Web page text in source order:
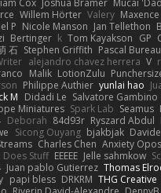
Cox Joshua Bramer Mucai
Willem Hörter Valery
P Nicole Manson Jan Tellethon
Bertinger k Tom Kayakson GP
石 Stephen Griffith Pascal Bureau
alejandro chavez herrera V
Malik LotionZulu
Philippe Authier yunlai hao
M Didadi Le Salvatore Gambino
Miniatures Spark Lab Seamus
Deborah 84d93r Ryszard Abdul
Sicong Ouyang bjakbjak
Charles Chen Anxiety
Does Stuff EEEEE Jelle sahmkow
Juan pablo Gutierrez Thomas
papi bless DRKRM THG Creative